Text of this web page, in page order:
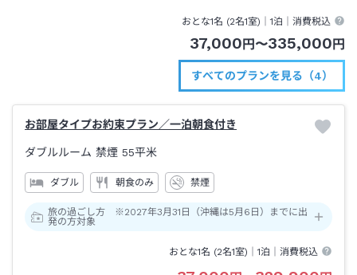
おとな1名 (2名1室)｜1泊 ｜消費税込
37,000 円 〜335,000 円
すべてのプランを見る（4）
お部屋タイプお約束プラン／一泊朝食付き
ダブルルーム 禁煙 55平米
ダブル 朝食のみ 禁煙
旅の過ごし方 ※2027年3月31日（沖縄は5月6日）までに出
発の方対象
おとな1名 (2名1室)｜1泊 ｜消費税込